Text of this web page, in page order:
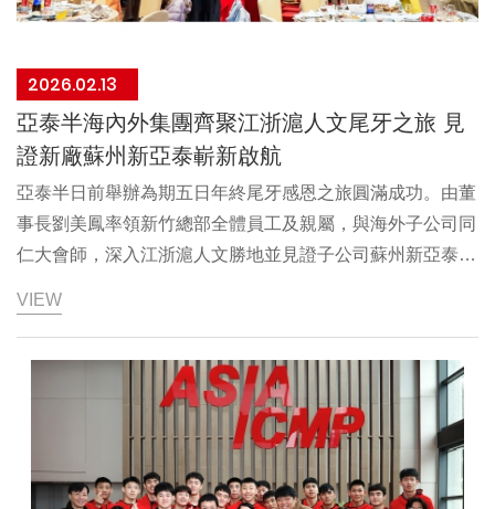
2026.02.13
亞泰半海內外集團齊聚江浙滬人文尾牙之旅 見
證新廠蘇州新亞泰嶄新啟航
亞泰半日前舉辦為期五日年終尾牙感恩之旅圓滿成功。由董
事長劉美鳳率領新竹總部全體員工及親屬，與海外子公司同
仁大會師，深入江浙滬人文勝地並見證子公司蘇州新亞泰嶄
齊聚一堂，展現向外拓展的堅實企圖心，也體現了 ESG 企
VIEW